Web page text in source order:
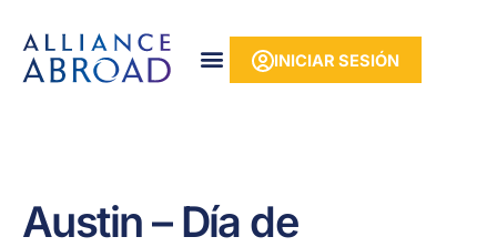
contenido
INICIAR SESIÓN
Austin – Día de